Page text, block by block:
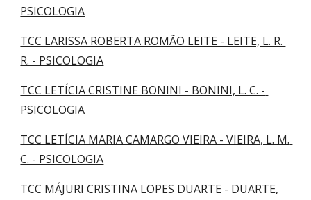
PSICOLOGIA
TCC LARISSA ROBERTA ROMÃO LEITE - LEITE, L. R.
R. - PSICOLOGIA
TCC LETÍCIA CRISTINE BONINI - BONINI, L. C. -
PSICOLOGIA
TCC LETÍCIA MARIA CAMARGO VIEIRA - VIEIRA, L. M.
C. - PSICOLOGIA
TCC MÁJURI CRISTINA LOPES DUARTE - DUARTE,